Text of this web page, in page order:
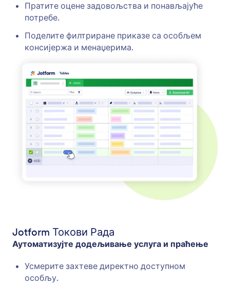
Пратите оцене задовољства и понављајуће
потребе.
Поделите филтриране приказе са особљем
консијержа и менаџерима.
Jotform Токови Рада
Аутоматизујте додељивање услуга и праћење
Усмерите захтеве директно доступном
особљу.